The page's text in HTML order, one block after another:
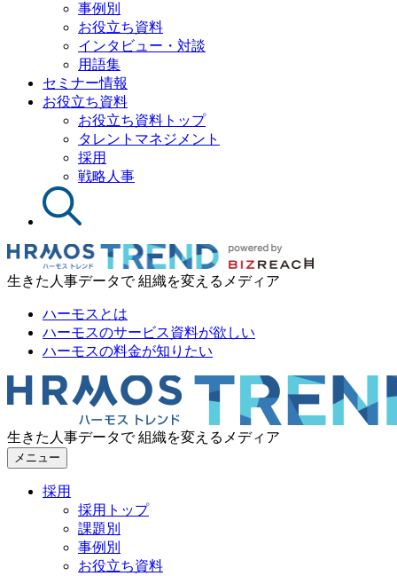
事例別
お役立ち資料
インタビュー・対談
用語集
セミナー情報
お役立ち資料
お役立ち資料トップ
タレントマネジメント
採用
戦略人事
生きた人事データで 組織を変えるメディア
ハーモスとは
ハーモスのサービス資料が欲しい
ハーモスの料金が知りたい
生きた人事データで 組織を変えるメディア
メニュー
採用
採用トップ
課題別
事例別
お役立ち資料